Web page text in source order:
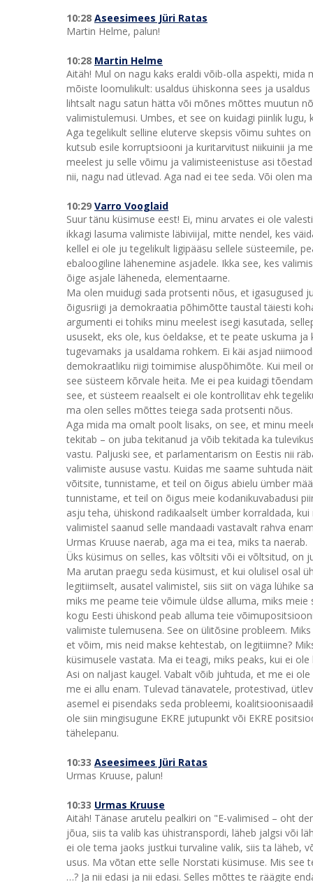
10:28 Aseesimees Jüri Ratas
Martin Helme, palun!
10:28 Martin Helme
Aitäh! Mul on nagu kaks eraldi võib-olla aspekti, mida
mõiste loomulikult: usaldus ühiskonna sees ja
lihtsalt nagu satun hätta või mõnes mõttes muutun
valimistulemusi. Umbes, et see on kuidagi piinlik
Aga tegelikult selline eluterve skepsis võimu suhtes
kutsub esile korruptsiooni ja kuritarvitust niikuinii ja
meelest ju selle võimu ja valimisteenistuse asi
nii, nagu nad ütlevad. Aga nad ei tee seda. Või olen
10:29 Varro Vooglaid
Suur tänu küsimuse eest! Ei, minu arvates ei ole
ikkagi lasuma valimiste läbiviijal, mitte nendel, kes
kellel ei ole ju tegelikult ligipääsu sellele süsteemile,
ebaloogiline lähenemine asjadele. Ikka see, kes
õige asjale läheneda, elementaarne.
Ma olen muidugi sada protsenti nõus, et igasugused
õigusriigi ja demokraatia põhimõtte taustal täiesti
argumenti ei tohiks minu meelest isegi kasutada,
ususekt, eks ole, kus öeldakse, et te peate uskuma
tugevamaks ja usaldama rohkem. Ei käi asjad
demokraatliku riigi toimimise aluspõhimõte. Kui meil
see süsteem kõrvale heita. Me ei pea kuidagi
see, et süsteem reaalselt ei ole kontrollitav ehk
ma olen selles mõttes teiega sada protsenti nõus.
Aga mida ma omalt poolt lisaks, on see, et minu
tekitab – on juba tekitanud ja võib tekitada ka
vastu. Paljuski see, et parlamentarism on Eestis nii
valimiste aususe vastu. Kuidas me saame suhtuda
võitsite, tunnistame, et teil on õigus abielu ümber
tunnistame, et teil on õigus meie kodanikuvabadusi
asju teha, ühiskond radikaalselt ümber korraldada,
valimistel saanud selle mandaadi vastavalt rahva
Urmas Kruuse naerab, aga ma ei tea, miks ta naerab.
Üks küsimus on selles, kas võltsiti või ei võltsitud, on
Ma arutan praegu seda küsimust, et kui olulisel osal
legitiimselt, ausatel valimistel, siis siit on väga lühike
miks me peame teie võimule üldse alluma, miks
kogu Eesti ühiskond peab alluma teie
valimiste tulemusena. See on ülitõsine probleem.
et võim, mis neid makse kehtestab, on legitiimne?
küsimusele vastata. Ma ei teagi, miks peaks, kui ei
Asi on naljast kaugel. Vabalt võib juhtuda, et me ei
me ei allu enam. Tulevad tänavatele, protestivad,
asemel ei pisendaks seda probleemi,
ole siin mingisugune EKRE jutupunkt või EKRE
tähelepanu.
10:33 Aseesimees Jüri Ratas
Urmas Kruuse, palun!
10:33 Urmas Kruuse
Aitäh! Tänase arutelu pealkiri on "E-valimised – oht
jõua, siis ta valib kas ühistranspordi, läheb jalgsi või
ei ole tema jaoks justkui turvaline valik, siis ta läheb,
usus. Ma võtan ette selle Norstati küsimuse. Mis see
…? Ja nii edasi ja nii edasi. Selles mõttes te räägite